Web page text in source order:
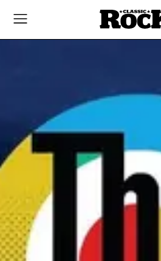
JACQUELINE FLOSSMANN